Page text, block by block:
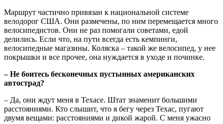
Маршрут частично привязан к национальной системе
велодорог США. Они размечены, по ним перемещается много
велосипедистов. Они не раз помогали советами, едой
делились. Если что, на пути всегда есть кемпинги,
велосипедные магазины. Коляска – такой же велосипед, у нее
покрышки и все прочее, она нуждается в уходе и починке.
– Не боитесь бесконечных пустынных американских
автострад?
– Да, они ждут меня в Техасе. Штат знаменит большими
расстояниями. Кто слышит, что я бегу через Техас, пугают
двумя вещами: расстояниями и дикой жарой. С меня ужасно